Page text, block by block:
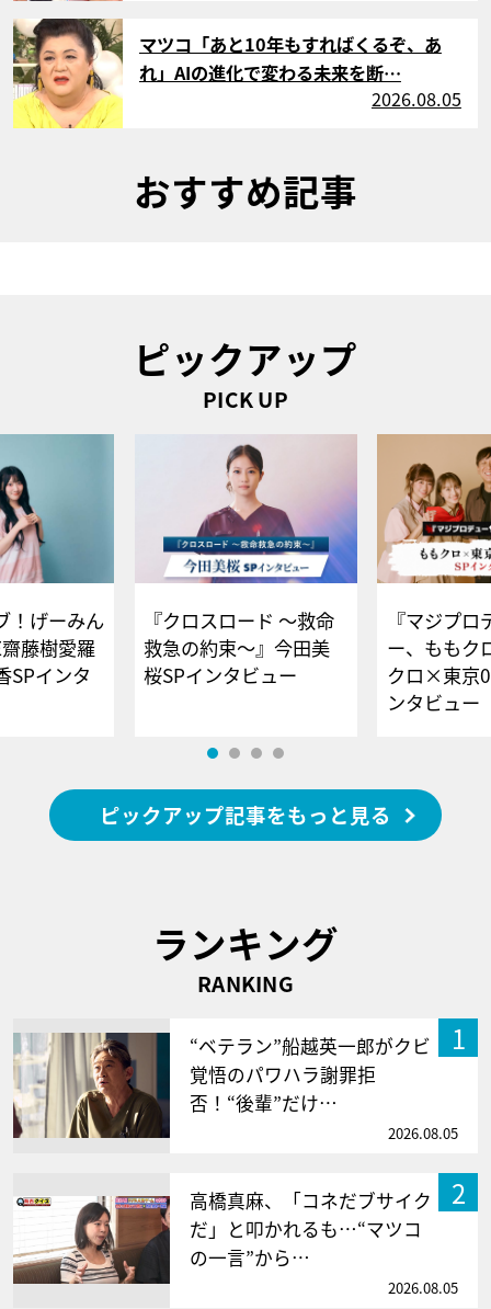
サムネイル
マツコ「あと10年もすればくるぞ、あ
れ」AIの進化で変わる未来を断…
2026.08.05
おすすめ記事
ピックアップ
PICK UP
！げーみん
藤樹愛羅
SPインタ
『クロスロード ～救命
救急の約束～』今田美
桜SPインタビュー
『マジプロ
ー、ももク
クロ×東京
ンタビュー
ピックアップ記事をもっと見る
ランキング
RANKING
1
“ベテラン”船越英一郎がクビ
覚悟のパワハラ謝罪拒
否！“後輩”だけ…
2026.08.05
2
高橋真麻、「コネだブサイク
だ」と叩かれるも…“マツコ
の一言”から…
2026.08.05